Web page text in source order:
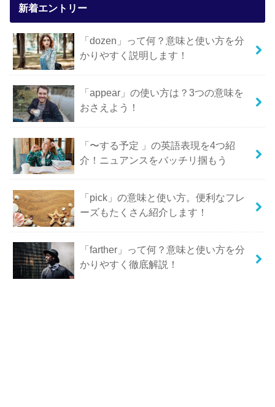
新着エントリー
「dozen」って何？意味と使い方を分
かりやすく説明します！
「appear」の使い方は？3つの意味を
おさえよう！
「〜する予定 」の英語表現を4つ紹
介！ニュアンスをバッチリ掴もう
「pick」の意味と使い方。便利なフレ
ーズもたくさん紹介します！
「farther」って何？意味と使い方を分
かりやすく徹底解説！